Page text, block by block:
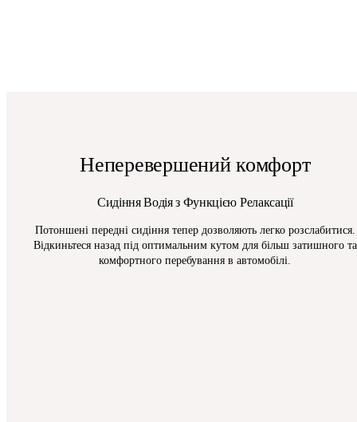
Неперевершений комфорт
Сидіння Водія з Функцією Релаксації
Потоншені передні сидіння тепер дозволяють легко розслабитися.
Відкиньтеся назад під оптимальним кутом для більш затишного та
комфортного перебування в автомобілі.